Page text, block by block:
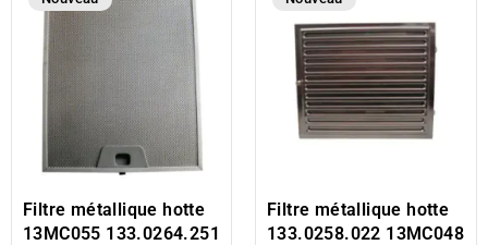
Filtre métallique hotte
13MC055 133.0264.251
Filtre métallique hotte
133.0258.022 13MC048